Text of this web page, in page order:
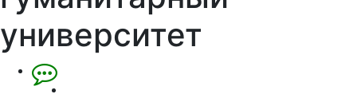
университет